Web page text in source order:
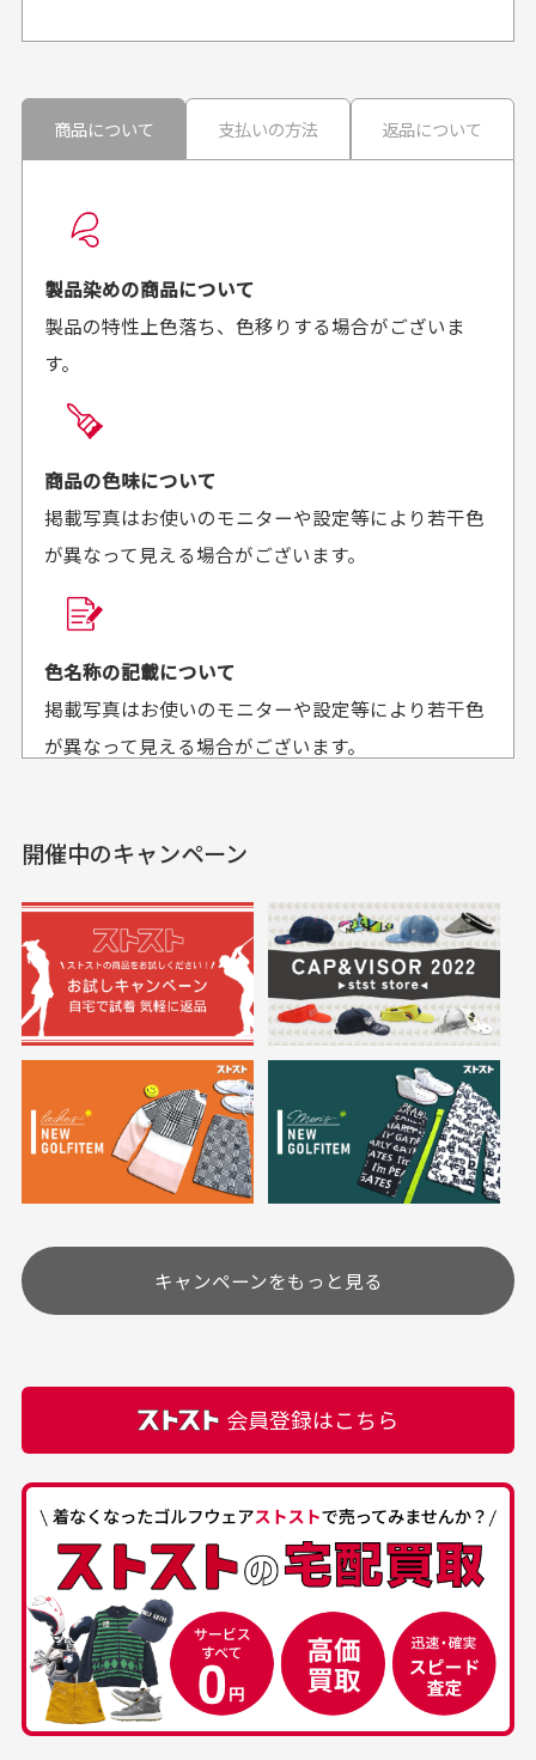
30代男性
良かった！
がとうございます。丁寧
に梱包されていて、商品
の状態も良好でした。気
があればよろしくお願い
30代男性
来ました。またお願いし
セールかつポイント
も使えて、お得に購
入出来ました
セールかつポイントも使
満足です。
おります
欲しかったスカートが購
30代女性
高価なブルゾンがお
高価なブルゾンがお安く
購入できました。状態も
最高でした。
30代女性
いつも素敵な商品を
す
美品です。いつも素敵な
商品をありがとうござい
ます。
30代男性
中古ゴルフウェアの
品揃えがすごい
50代男性
安心して中古ウェア
を買えるお店です
お届け希望日時をご指定頂けます。
ご注文時にご指定下さい。
商品の受け渡しは、ゆうパックでの配送のみとさせて
頂いております。
商品購入からどれくらいで発送してもらえます
か？
平日午前9時までのご注文で最短当日発送させて頂いて
せて頂いております。
送料はいくらかかりますか？
何点ご購入頂いた場合も全国一律で800円とさせて頂
いております。(1配送先につき)
また5,000円(税込)以上お買い物をして頂けた場合は送
料無料となります。
※必ず１つのショッピングカートに複数商品を入れて
ご注文下さいませ。
定休日はありますか？
土.日.祝日は定休日となっております。
その他の休日につきましてはサイト上にて告知させて
頂きます。
カートの有効時間はありますか？
は自動的にカート内の商品が削除されますのでご注意
下さい。
お気に入り機能をご利用下さい。
商品について 支払いの方法 返品について
製品染めの商品について
製品の特性上色落ち、色移りする場合がございま
す。
商品の色味について
掲載写真はお使いのモニターや設定等により若干色
が異なって見える場合がございます。
色名称の記載について
掲載写真はお使いのモニターや設定等により若干色
が異なって見える場合がございます。
実寸サイズについて
一点一点手作業で計測しておりますので、若干の誤
差が生じる場合がございます。
においについて
ユーズド商品の特性故、メンテンスを行っておりま
すが、におい（煙草、香水、お香、古着特有の香
り、柔軟剤等)が付着している場合がございます。
付属品について
付属品の記載につきましては、弊社に入荷した時点
正規代理店にて購入された際と異なる場合や欠品が
ある場合もございます。
経年劣化について
当店では商品の管理には細心の注意を払っておりま
すが、経年により素材の劣化やパーツの強度低下が
生じている場合がございます。
銀行振込（前払い）
開催中のキャンペーン
キャンペーンをもっと見る
会員登録はこちら